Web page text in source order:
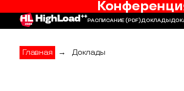
РАСПИСАНИЕ(PDF)ДОКЛАДЫ
Главная → Доклады